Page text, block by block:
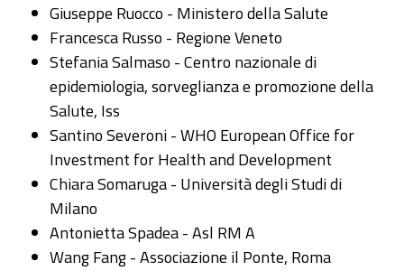
Giuseppe Ruocco - Ministero della Salute
Francesca Russo - Regione Veneto
Stefania Salmaso - Centro nazionale di
epidemiologia, sorveglianza e promozione della
Salute, Iss
Santino Severoni - WHO European Office for
Investment for Health and Development
Chiara Somaruga - Università degli Studi di
Milano
Antonietta Spadea - Asl RM A
Wang Fang - Associazione il Ponte, Roma